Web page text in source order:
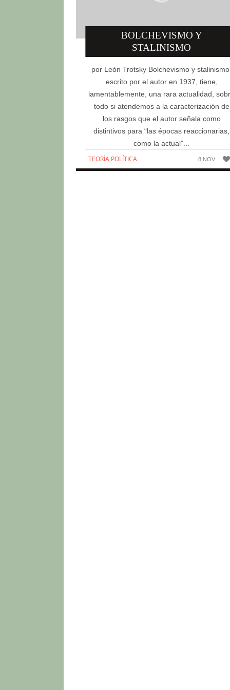
BOLCHEVISMO Y
STALINISMO
por León Trotsky Bolchevismo y stalinismo,
escrito por el autor en 1937, tiene,
lamentablemente, una rara actualidad,
todo si atendemos a la caracterización de
los rasgos que el autor señala como
distintivos para “las épocas reaccionarias,
como la actual”...
TEORÍA POLÍTICA 8 NOV